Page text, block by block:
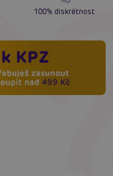
100% diskrétnost